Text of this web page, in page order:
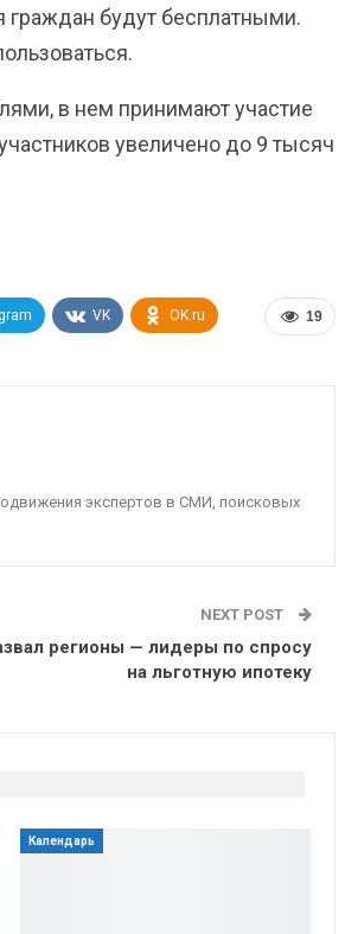
будут бесплатными.
в нем принимают участие
увеличено до 9 тысяч
19
VK OK.ru
экспертов в СМИ, поисковых
NEXT POST
регионы — лидеры по спросу
на льготную ипотеку
Календарь